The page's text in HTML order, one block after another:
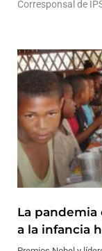
Corresponsal de
La
a la infancia